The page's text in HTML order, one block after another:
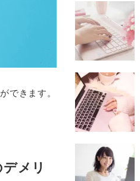
できます。
メリ